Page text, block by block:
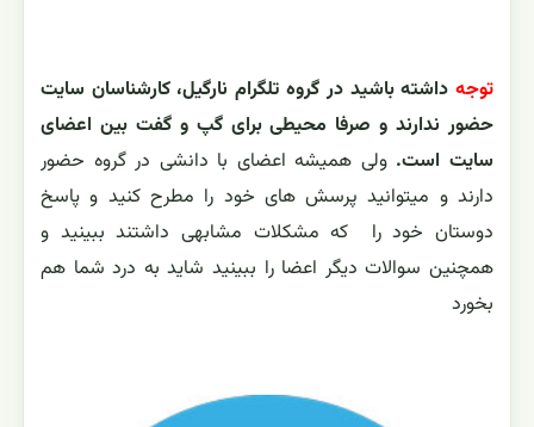
توجهداشته باشید در گروه تلگرام نارگیل، کارشناسان سایت
حضور ندارند و صرفا محیطی برای گپ و گفت بین اعضای
سایت است. ولی همیشه اعضای با دانشی در گروه حضور
دارند و میتوانید پرسش های خود را مطرح کنید و پاسخ
دوستان خود را که مشکلات مشابهی داشتند ببینید و
همچنین سوالات دیگر اعضا را ببینید شاید به درد شما هم
بخورد